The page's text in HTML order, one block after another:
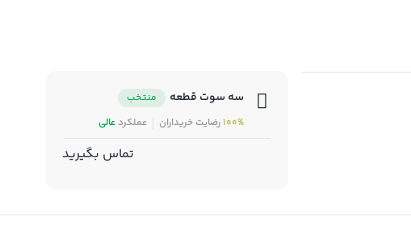
سه سوت قطعه
منتخب
100%رضایت خریداران عملکردعالی
تماس بگیرید